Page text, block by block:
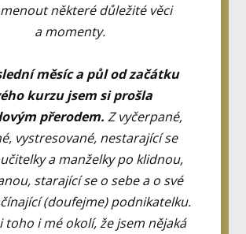
některé důležité věci
a momenty.
měsíc a půl od začátku
kurzu jsem si prošla
přerodem. Z vyčerpané,
vystresované, nestarající se
a manželky po klidnou,
starající se o sebe a o své
(doufejme) podnikatelku.
toho i mé okolí, že jsem nějaká